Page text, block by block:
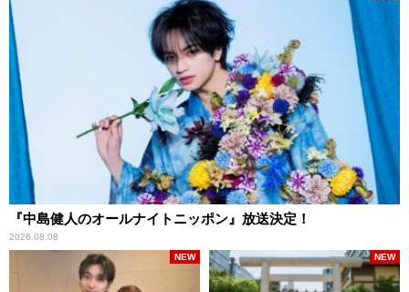
『中島健人のオールナイトニッポン』放送決定！
2026.08.08
NEW NEW